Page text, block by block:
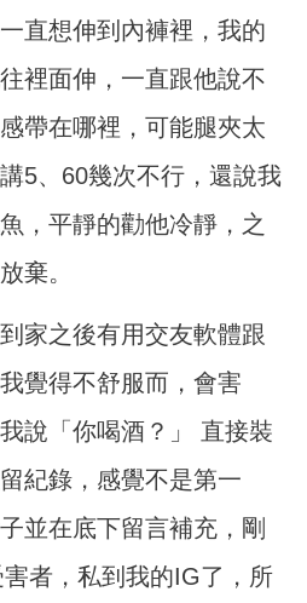
直想伸到內褲裡，我的
裡面伸，一直跟他說不
帶在哪裡，可能腿夾太
5、60幾次不行，還說我
，平靜的勸他冷靜，之
棄。
家之後有用交友軟體跟
覺得不舒服而，會害
說「你喝酒？」 直接裝
紀錄，感覺不是第一
並在底下留言補充，剛
者，私到我的IG了，所